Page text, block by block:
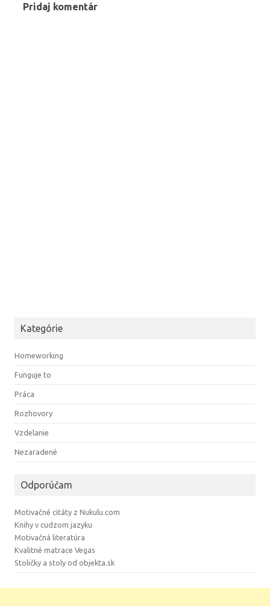
Pridaj komentár
Kategórie
Homeworking
Funguje to
Práca
Rozhovory
Vzdelanie
Nezaradené
Odporúčam
Motivačné citáty z Nukulu.com
Knihy v cudzom jazyku
Motivačná literatúra
Kvalitné matrace Vegas
Stoličky a stoly od objekta.sk